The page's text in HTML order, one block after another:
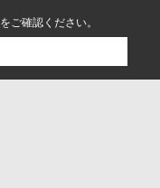
をご確認ください。